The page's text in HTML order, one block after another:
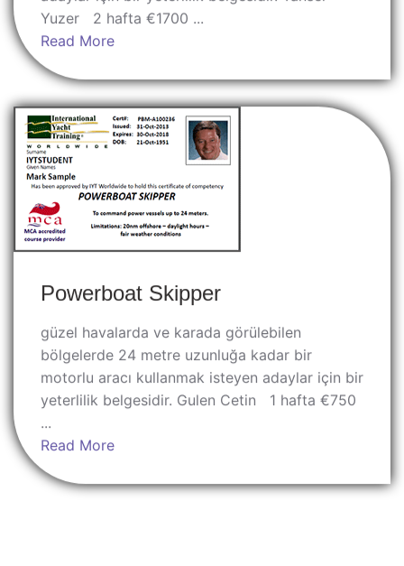
Yuzer 2 hafta €1700 ...
Read More
Powerboat Skipper
güzel havalarda ve karada görülebilen
bölgelerde 24 metre uzunluğa kadar bir
motorlu aracı kullanmak isteyen adaylar için bir
yeterlilik belgesidir. Gulen Cetin 1 hafta €750
Read More